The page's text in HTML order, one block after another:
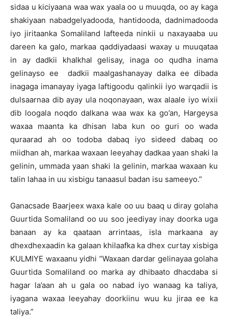
sidaa u kiciyaana waa wax yaala oo u muuqda, oo ay kaga
shakiyaan nabadgelyadooda, hantidooda, dadnimadooda
iyo jiritaanka Somaliland lafteeda ninkii u naxayaaba uu
dareen ka galo, markaa qaddiyadaasi waxay u muuqataa
in ay dadkii khalkhal gelisay, inaga oo qudha inama
gelinayso ee dadkii maalgashanayay dalka ee dibada
inagaga imanayay iyaga laftigoodu qalinkii iyo warqadii is
dulsaarnaa dib ayay ula noqonayaan, wax alaale iyo wixii
dib loogala noqdo dalkana waa wax ka go’an, Hargeysa
waxaa maanta ka dhisan laba kun oo guri oo wada
quraarad ah oo todoba dabaq iyo sideed dabaq oo
miidhan ah, markaa waxaan leeyahay dadkaa yaan shaki la
gelinin, ummada yaan shaki la gelinin, markaa waxaan ku
talin lahaa in uu xisbigu tanaasul badan isu sameeyo.”
Ganacsade Baarjeex waxa kale oo uu baaq u diray golaha
Guurtida Somaliland oo uu soo jeediyay inay doorka uga
banaan ay ka qaataan arrintaas, isla markaana ay
dhexdhexaadin ka galaan khilaafka ka dhex curtay xisbiga
KULMIYE waxaanu yidhi “Waxaan dardar gelinayaa golaha
Guurtida Somaliland oo marka ay dhibaato dhacdaba si
hagar la’aan ah u gala oo nabad iyo wanaag ka taliya,
iyagana waxaa leeyahay doorkiinu wuu ku jiraa ee ka
taliya.”